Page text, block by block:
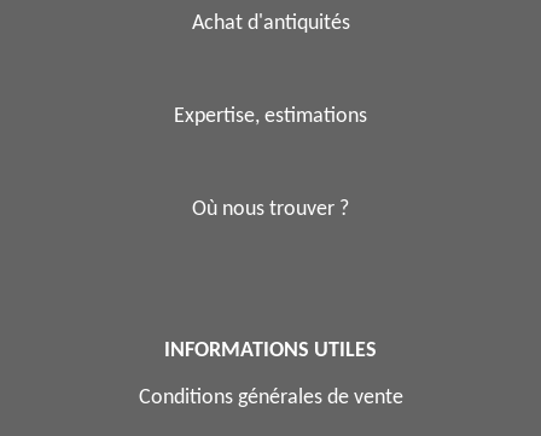
Achat d'antiquités
Expertise, estimations
Où nous trouver ?
INFORMATIONS UTILES
Conditions générales de vente